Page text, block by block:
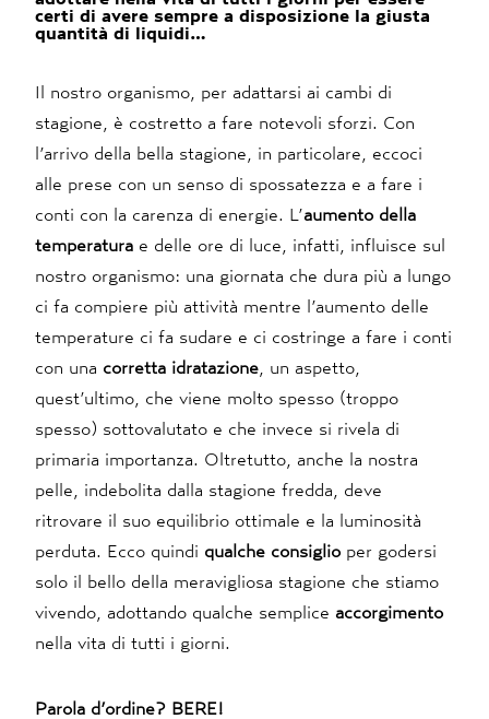
certi di avere sempre a disposizione la giusta
quantità di liquidi…
Il nostro organismo, per adattarsi ai cambi di
stagione, è costretto a fare notevoli sforzi. Con
l’arrivo della bella stagione, in particolare, eccoci
alle prese con un senso di spossatezza e a fare i
conti con la carenza di energie. L’aumento della
temperatura e delle ore di luce, infatti, influisce sul
nostro organismo: una giornata che dura più a lungo
ci fa compiere più attività mentre l’aumento delle
temperature ci fa sudare e ci costringe a fare i conti
con una corretta idratazione , un aspetto,
quest’ultimo, che viene molto spesso (troppo
spesso) sottovalutato e che invece si rivela di
primaria importanza. Oltretutto, anche la nostra
pelle, indebolita dalla stagione fredda, deve
ritrovare il suo equilibrio ottimale e la luminosità
perduta. Ecco quindi qualche consiglio per godersi
solo il bello della meravigliosa stagione che stiamo
vivendo, adottando qualche semplice accorgimento
nella vita di tutti i giorni.
Parola d’ordine? BERE!